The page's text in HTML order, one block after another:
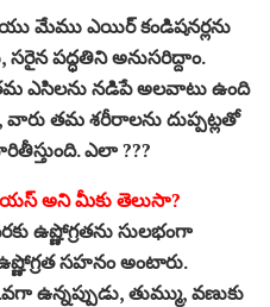
మేము ఎయిర్ కండిషనర్లను
పద్ధతిని అనుసరిద్దాం.
ఎసిలను నడిపే అలవాటు ఉంది
తమ శరీరాలను దుప్పట్లతో
ఎలా ???
అని మీకు తెలుసా?
ఉష్ణోగ్రతను సులభంగా
సహనం అంటారు.
ఉన్నప్పుడు, తుమ్ము, వణుకు